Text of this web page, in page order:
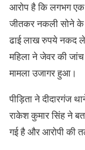
आरोप है कि लगभग एक
जीतकर नकली सोने
ढाई लाख रुपये नकद
महिला ने जेवर की
मामला उजागर हुआ।
पीड़िता ने दीदारगंज
राकेश कुमार सिंह ने
गई है और आरोपी की